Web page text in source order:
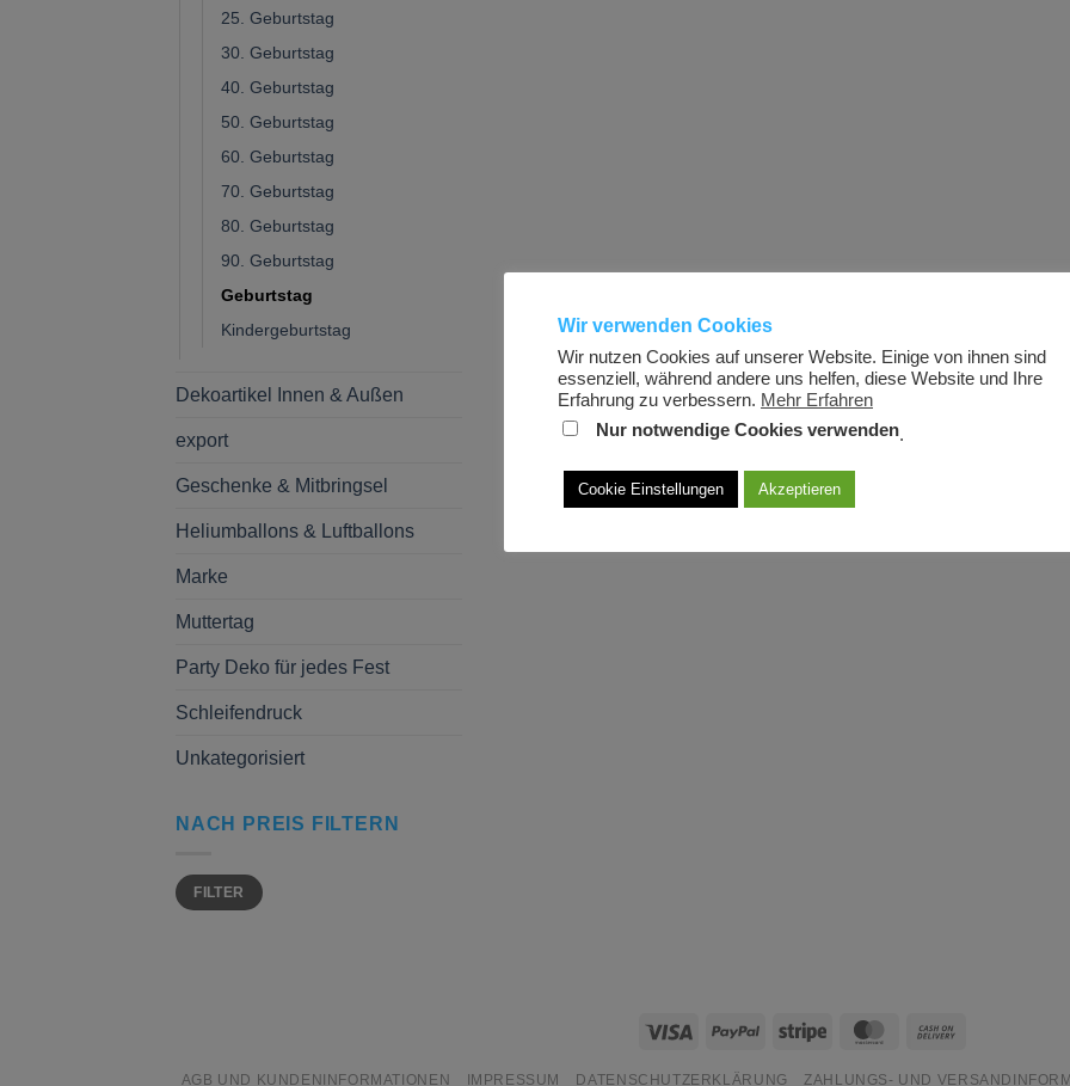
25. Geburtstag
30. Geburtstag
40. Geburtstag
50. Geburtstag
60. Geburtstag
70. Geburtstag
80. Geburtstag
90. Geburtstag
Geburtstag
Kindergeburtstag
Dekoartikel Innen & Außen
export
Geschenke & Mitbringsel
Heliumballons & Luftballons
Marke
Muttertag
Party Deko für jedes Fest
Schleifendruck
Unkategorisiert
NACH PREIS FILTERN
Min.
Preis
Max.
PreisFILTER
Visa PayPal Stripe MasterCard
AGB UND KUNDENINFORMATIONEN IMPRESSUM DATENSCHUTZERKLÄRUNG ZAHLUNGS- UND
Wir verwenden Cookies
Wir nutzen Cookies auf unserer Website. Einige von ihnen sind
essenziell, während andere uns helfen, diese Website und Ihre
Erfahrung zu verbessern. Mehr Erfahren
Nur notwendige Cookies verwenden.
Cookie Einstellungen Akzeptieren